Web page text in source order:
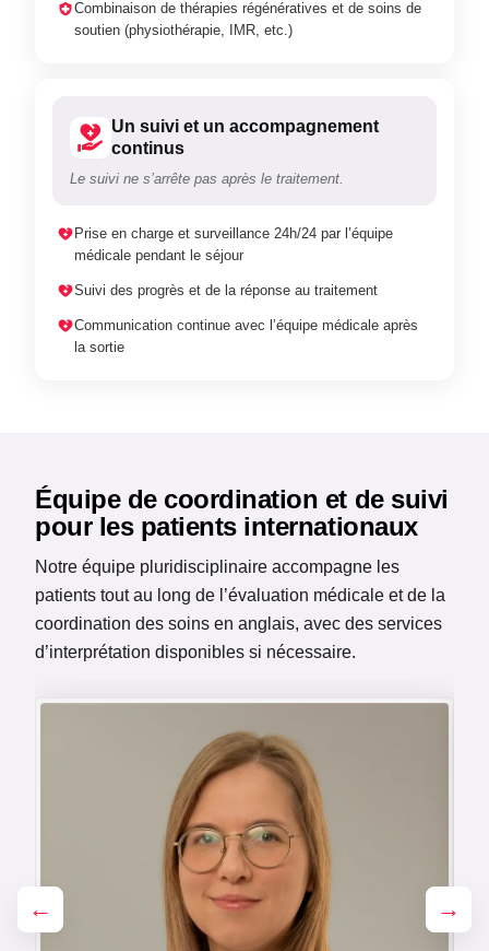
Combinaison de thérapies régénératives et de soins de
soutien (physiothérapie, IMR, etc.)
Un suivi et un accompagnement
continus
Le suivi ne s’arrête pas après le traitement.
Prise en charge et surveillance 24h/24 par l’équipe
médicale pendant le séjour
Suivi des progrès et de la réponse au traitement
Communication continue avec l’équipe médicale après
la sortie
Équipe de coordination et de suivi
pour les patients internationaux
Notre équipe pluridisciplinaire accompagne les
patients tout au long de l’évaluation médicale et de la
coordination des soins en anglais, avec des services
d’interprétation disponibles si nécessaire.
← →